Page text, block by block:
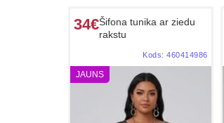
34€Šifona tunika ar ziedu
rakstu
Kods:460414986
JAUNS